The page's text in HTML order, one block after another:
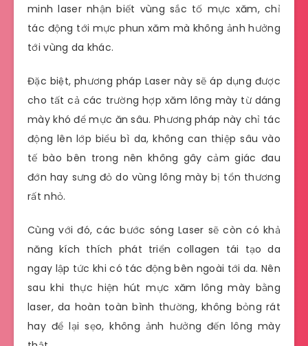
minh laser nhận biết vùng sắc tố mực xăm, chỉ
tác động tới mực phun xăm mà không ảnh hưởng
tới vùng da khác.
Đặc biệt, phương pháp Laser này sẽ áp dụng được
cho tất cả các trường hợp xăm lông mày từ dáng
mày khó để mực ăn sâu. Phương pháp này chỉ tác
động lên lớp biểu bì da, không can thiệp sâu vào
tế bào bên trong nên không gây cảm giác đau
đớn hay sưng đỏ do vùng lông mày bị tổn thương
rất nhỏ.
Cùng với đó, các bước sóng Laser sẽ còn có khả
năng kích thích phát triển collagen tái tạo da
ngay lập tức khi có tác động bên ngoài tới da. Nên
sau khi thực hiện hút mực xăm lông mày bằng
laser, da hoàn toàn bình thường, không bỏng rát
hay để lại sẹo, không ảnh hưởng đến lông mày